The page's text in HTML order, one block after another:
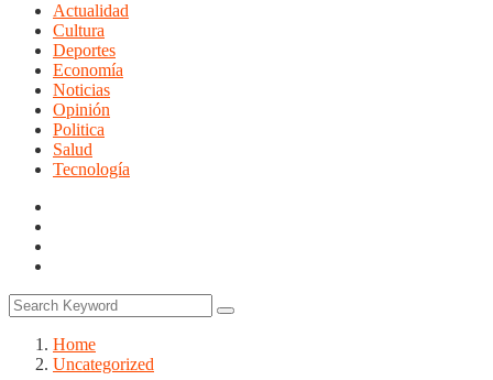
Actualidad
Cultura
Deportes
Economía
Noticias
Opinión
Politica
Salud
Tecnología
Home
Uncategorized